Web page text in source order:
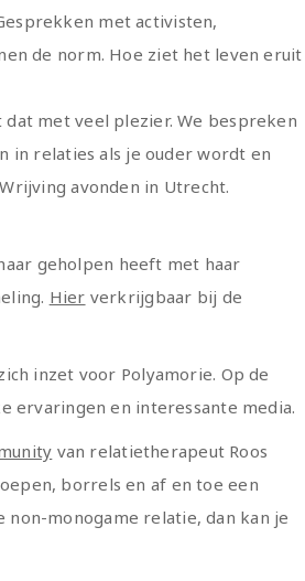
met activisten,
de norm. Hoe ziet het leven eruit
met veel plezier. We bespreken
in relaties als je ouder wordt en
avonden in Utrecht.
geholpen heeft met haar
Hier verkrijgbaar bij de
inzet voor Polyamorie. Op de
ervaringen en interessante media.
van relatietherapeut Roos
borrels en af en toe een
monogame relatie, dan kan je